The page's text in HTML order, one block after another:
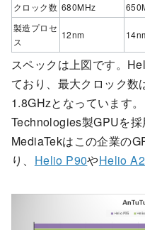
クロック数 680MHz
製造プロセ
ス
12nm
スペックは上図です。
ており、最大クロック数
1.8GHzとなっています
Technologies製GPUを
MediaTekはこの企業の
り、 Helio P90やHelio